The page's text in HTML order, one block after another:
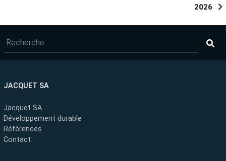
2026
JACQUET SA
Jacquet SA
Développement durable
Références
Contact